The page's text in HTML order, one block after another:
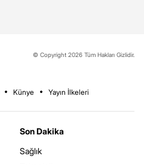
© Copyright 2026 Tüm Hakları Gizlidir.
Künye Yayın İlkeleri
Son Dakika
Sağlık